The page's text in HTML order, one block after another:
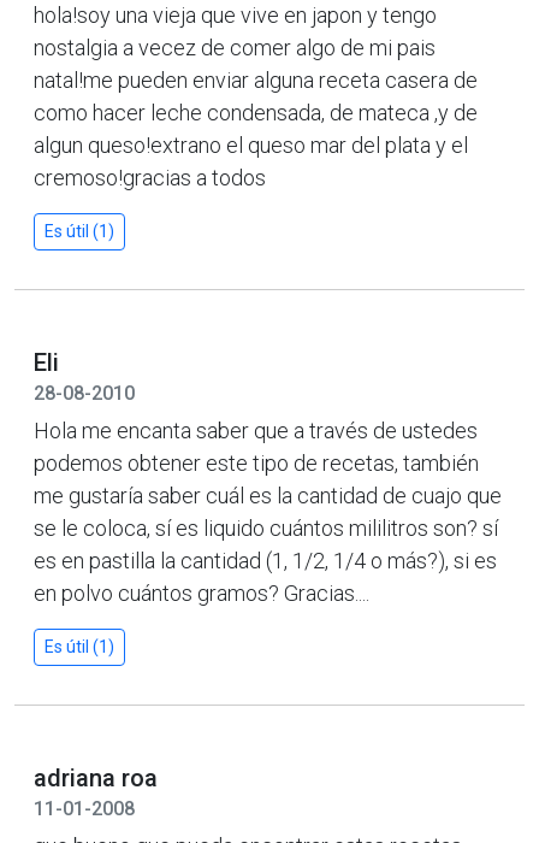
hola!soy una vieja que vive en japon y tengo
nostalgia a vecez de comer algo de mi pais
natal!me pueden enviar alguna receta casera de
como hacer leche condensada, de mateca ,y de
algun queso!extrano el queso mar del plata y el
cremoso!gracias a todos
Es útil (1)
Eli
28-08-2010
Hola me encanta saber que a través de ustedes
podemos obtener este tipo de recetas, también
me gustaría saber cuál es la cantidad de cuajo que
se le coloca, sí es liquido cuántos mililitros son? sí
es en pastilla la cantidad (1, 1/2, 1/4 o más?), si es
en polvo cuántos gramos? Gracias....
Es útil (1)
adriana roa
11-01-2008